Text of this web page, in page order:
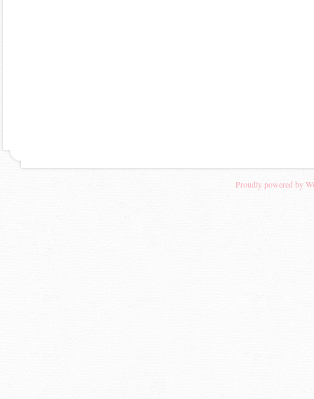
Proudly powered by